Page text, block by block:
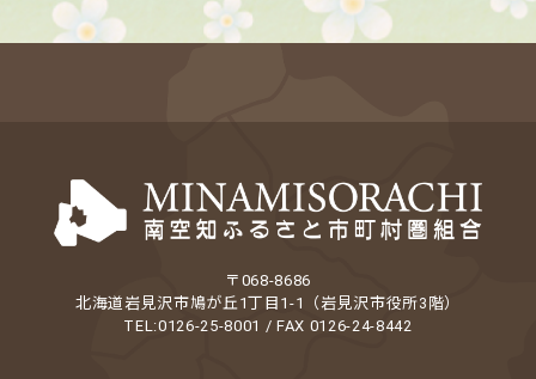
〒068-8686
北海道岩見沢市鳩が丘1丁目1-1（岩見沢市役所3階）
TEL:0126-25-8001 / FAX 0126-24-8442